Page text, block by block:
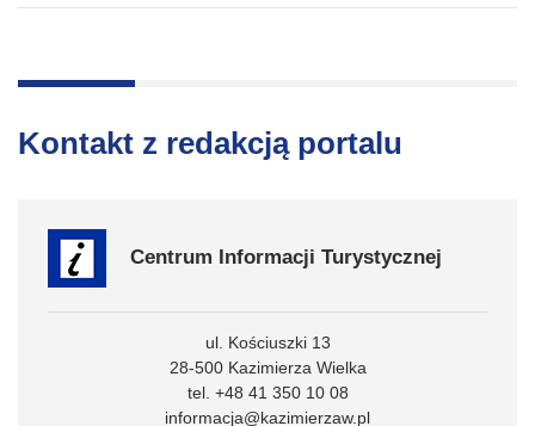
Kontakt z redakcją portalu
Centrum Informacji Turystycznej
ul. Kościuszki 13
28-500 Kazimierza Wielka
tel. +48 41 350 10 08
informacja@kazimierzaw.pl